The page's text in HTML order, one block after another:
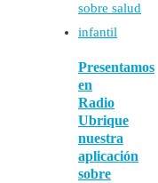
Presentamos
en
Radio
Ubrique
nuestra
aplicación
sobre